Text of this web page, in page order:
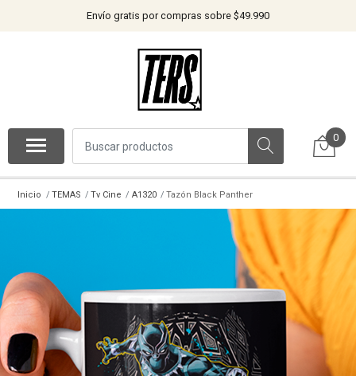
Envío gratis por compras sobre $49.990
0
Inicio TEMAS Tv Cine A1320 Tazón Black Panther